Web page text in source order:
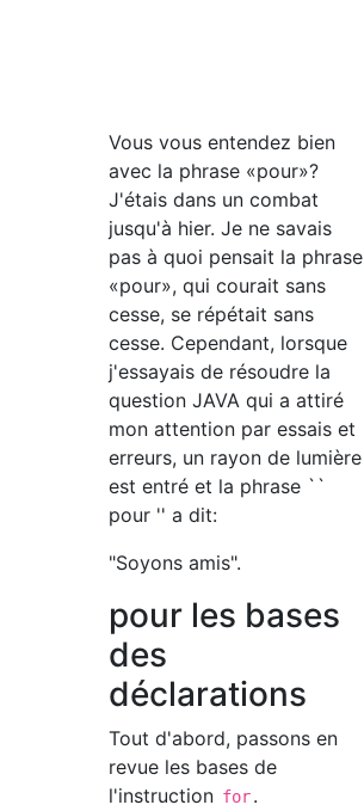
Vous vous entendez bien
avec la phrase «pour»?
J'étais dans un combat
jusqu'à hier. Je ne savais
pas à quoi pensait la phrase
«pour», qui courait sans
cesse, se répétait sans
cesse. Cependant, lorsque
j'essayais de résoudre la
question JAVA qui a attiré
mon attention par essais et
erreurs, un rayon de lumière
est entré et la phrase ``
pour '' a dit:
"Soyons amis".
pour les bases
des
déclarations
Tout d'abord, passons en
revue les bases de
l'instruction for.